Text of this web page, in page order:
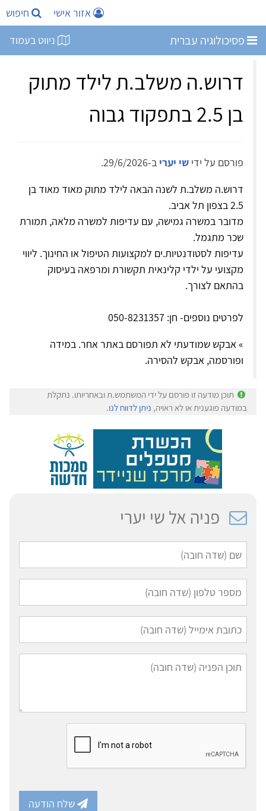
אזור אישי חיפוש
פסיכולוגיה עברית ניווט בעמוד
דרוש.ה משלב.ת לילד מתוק
בן 2.5 בתפקוד גבוה
פורסם על ידי שי יערי ב-29/6/2026.
דרוש.ה משלב.ת לשנה הבאה לילד מתוק מאוד מאוד בן
2.5 בצפון תל אביב.
מדובר במשרה גמישה, עם עדיפות למשרה מלאה, תמורת
שכר מתגמל.
עדיפות לסטודנטיות.ים למקצועות הטיפול או החינוך. ליווי
מקצועי על ילדי קלינאית תקשורת ומרפאה בעיסוק
בהתאם לצורך.
לפרטים נוספים- חן: 050-8231357
» אבקש שמודעתי לא תפורסם באתר אחר. במידה
ופורסמה, אבקש להסירה.
תוכן מודעה זו פורסם על ידי המשתמש.ת ובאחריותו. נתקלת
במודעה פוגענית או לא ראויה, ניתן לדווח לנו.
פניה אל שי יערי
שלח הודעה